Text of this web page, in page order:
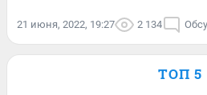
21 июня, 2022, 19:27 2 134
ТОП 5